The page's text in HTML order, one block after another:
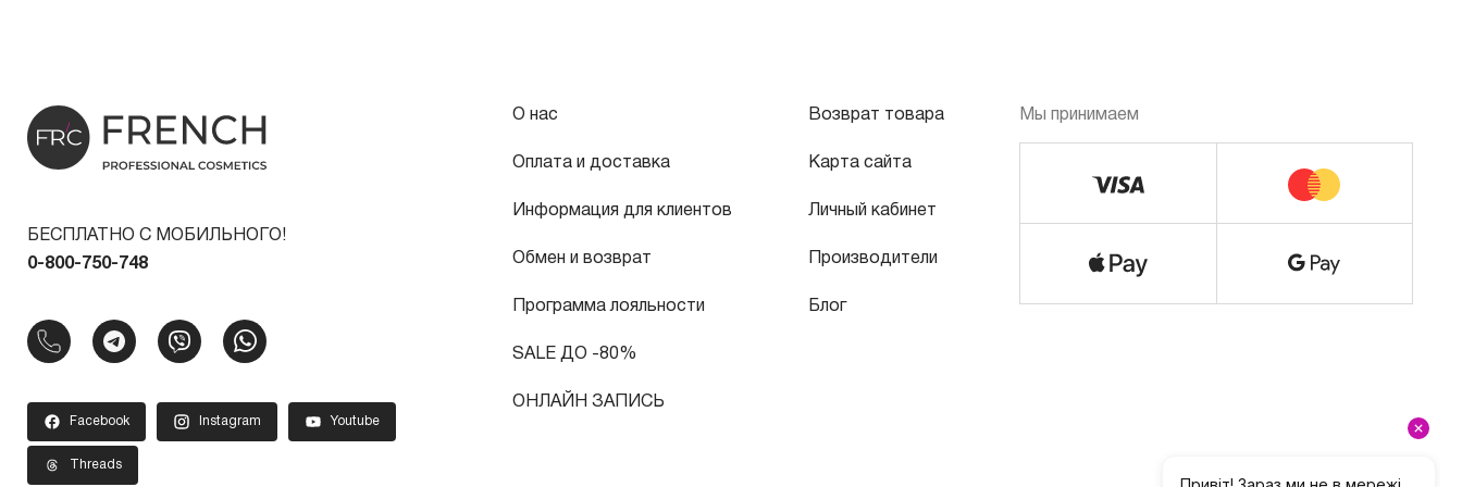
БЕСПЛАТНО С МОБИЛЬНОГО!
0-800-750-748
Facebook Instagram Youtube
Threads
О нас
Оплата и доставка
Информация для клиентов
Обмен и возврат
Программа лояльности
SALE ДО -80%
ОНЛАЙН ЗАПИСЬ
Возврат товара
Карта сайта
Личный кабинет
Производители
Блог
Мы принимаем